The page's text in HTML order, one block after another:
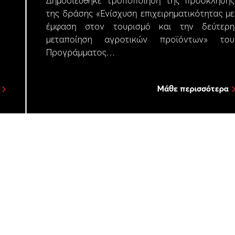
της δράσης «Ενίσχυση επιχειρηματικότητας με
έμφαση στον τουρισμό και την δεύτερη
μεταποίηση αγροτικών προϊόντων» του
Προγράμματος…
Μάθε περισσότερα